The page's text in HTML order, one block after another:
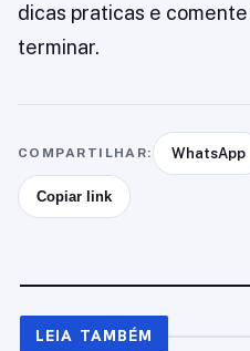
dicas praticas e
terminar.
COMPARTILHAR: WhatsApp
Copiar link
LEIA TAMBÉM